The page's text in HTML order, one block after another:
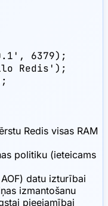
6379);
Redis');
Redis visas RAM
politiku (ieteicams
datu izturībai
izmantošanu
pieejamībai